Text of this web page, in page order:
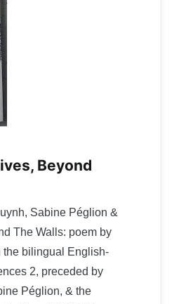
Beyond
Sabine Péglion &
The Walls: poem by
bilingual English-
2, preceded by
Péglion, & the